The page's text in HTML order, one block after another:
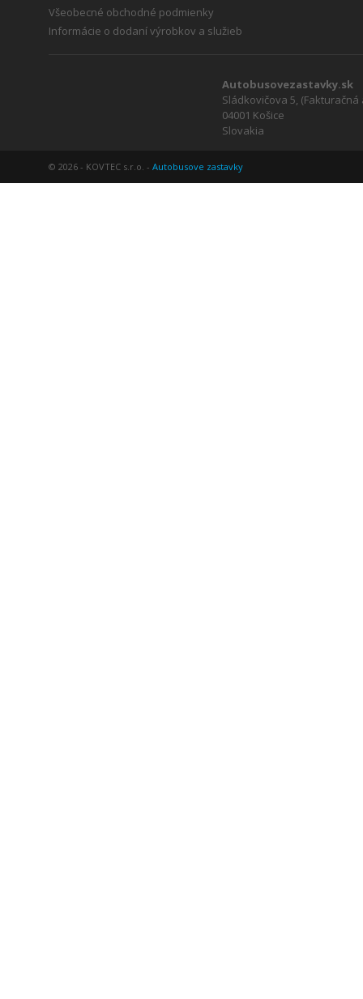
Všeobecné obchodné podmienky
Informácie o dodaní výrobkov a služieb
Autobusovezastavky.sk
Sládkovičova 5,
04001 Košice
Slovakia
© 2026 - KOVTEC s.r.o. - Autobusove zastavky